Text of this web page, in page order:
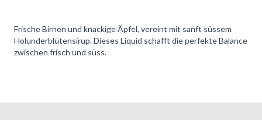
Frische Birnen und knackige Äpfel, vereint mit sanft süssem
Holunderblütensirup. Dieses Liquid schafft die perfekte Balance
zwischen frisch und süss.